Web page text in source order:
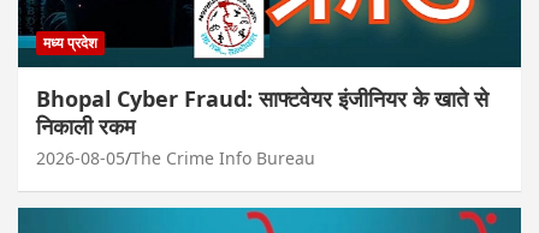
मध्य प्रदेश
Bhopal Cyber Fraud: साफ्टवेयर इंजीनियर के खाते से
निकाली रकम
2026-08-05 The Crime Info Bureau